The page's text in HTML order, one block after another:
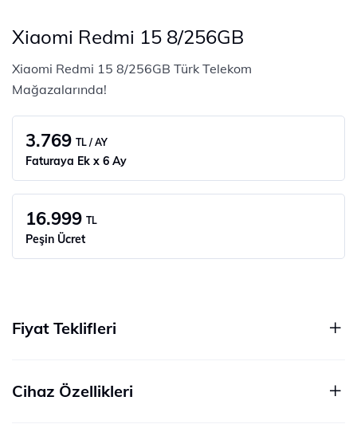
Xiaomi Redmi 15 8/256GB
Xiaomi Redmi 15 8/256GB Türk Telekom
Mağazalarında!
3.769 TL / AY
Faturaya Ek x 6 Ay
16.999 TL
Peşin Ücret
Fiyat Teklifleri
Cihaz Özellikleri